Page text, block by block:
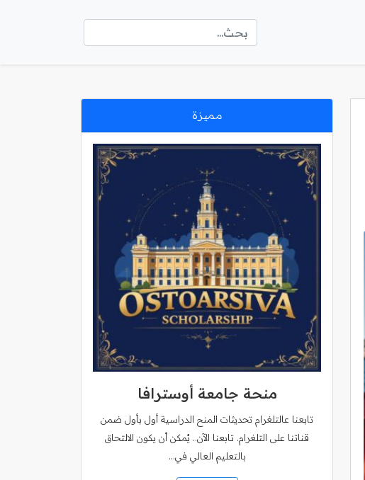
مميزة
منحة جامعة أوسترافا
تابعنا عالتلغرام تحديثات المنح الدراسية أول بأول ضمن
قناتنا على التلغرام. تابعنا الآن.. يُمكن أن يكون الالتحاق
بالتعليم العالي في…